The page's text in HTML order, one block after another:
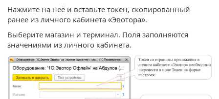
Нажмите на неё и вставьте токен, скопированный
ранее из личного кабинета «Эвотора».
Выберите магазин и терминал. Поля заполняются
значениями из личного кабинета.